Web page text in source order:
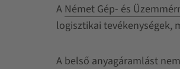
A Német Gép- és
logisztikai tevékenységek,
A belső anyagáramlást